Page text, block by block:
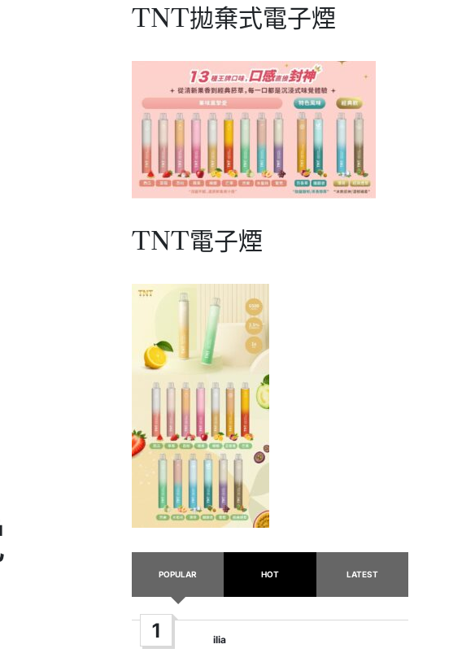
TNT拋棄式電子煙
TNT電子煙
POPULAR HOT LATEST
1
Posted
ilia